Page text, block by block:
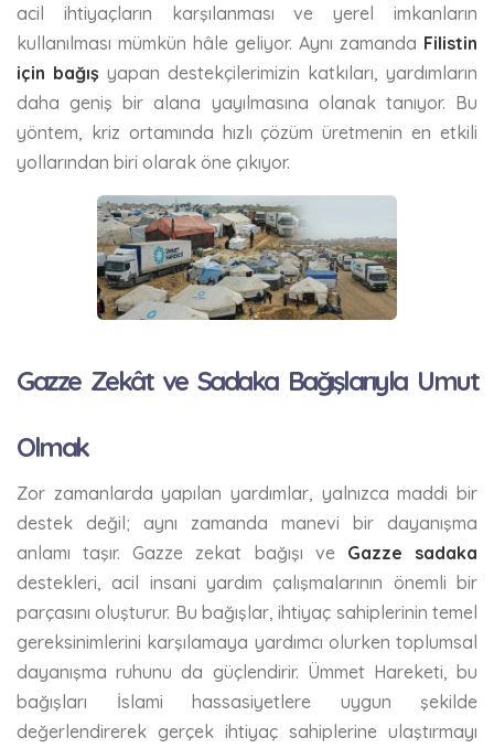
acil ihtiyaçların karşılanması ve yerel imkanların
kullanılması mümkün hâle geliyor. Aynı zamanda Filistin
için bağış yapan destekçilerimizin katkıları, yardımların
daha geniş bir alana yayılmasına olanak tanıyor. Bu
yöntem, kriz ortamında hızlı çözüm üretmenin en etkili
yollarından biri olarak öne çıkıyor.
Gazze Zekât ve Sadaka Bağışlarıyla Umut
Olmak
Zor zamanlarda yapılan yardımlar, yalnızca maddi bir
destek değil; aynı zamanda manevi bir dayanışma
anlamı taşır. Gazze zekat bağışı ve Gazze sadaka
destekleri, acil insani yardım çalışmalarının önemli bir
parçasını oluşturur. Bu bağışlar, ihtiyaç sahiplerinin temel
gereksinimlerini karşılamaya yardımcı olurken toplumsal
dayanışma ruhunu da güçlendirir. Ümmet Hareketi, bu
bağışları İslami hassasiyetlere uygun şekilde
değerlendirerek gerçek ihtiyaç sahiplerine ulaştırmayı